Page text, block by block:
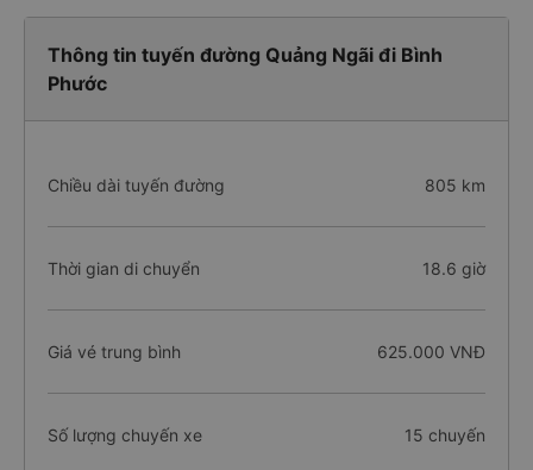
Thông tin tuyến đường Quảng Ngãi đi Bình
Phước
Chiều dài tuyến đường 805 km
Thời gian di chuyển 18.6 giờ
Giá vé trung bình 625.000 VNĐ
Số lượng chuyến xe 15 chuyến